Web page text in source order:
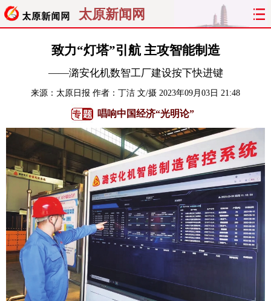
太原新闻网
聚焦 太原
关注 文明
曝光 综合
旅游 理财 政务 教育
看天下 晋月读 最太原 网罗民生
太原日报 太原晚报 热评 社区
致力“灯塔”引航 主攻智能制造
——潞安化机数智工厂建设按下快进键
来源： 太原日报 作者：丁洁 文/摄 2023年09月03日 21:48
唱响中国经济“光明论”